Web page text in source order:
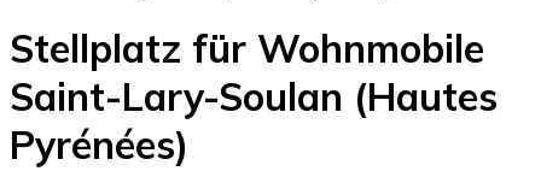
Stellplatz für Wohnmobile
Saint-Lary-Soulan (Hautes
Pyrénées)